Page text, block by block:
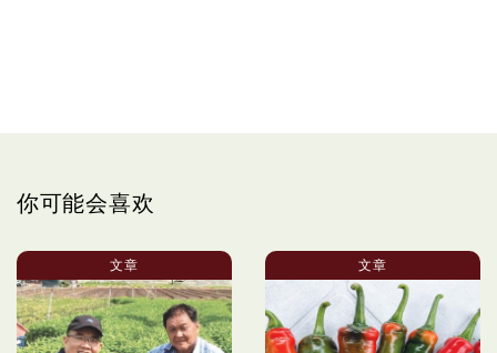
你可能会喜欢
文章 文章